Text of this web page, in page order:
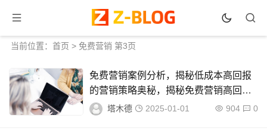
当前位置： 首页 > 免费营销 第3页
免费营销案例分析，揭秘低成本高回报
的营销策略奥秘，揭秘免费营销高回报
秘籍，低成本策略案例分析
塔木德 2025-01-01 904 0